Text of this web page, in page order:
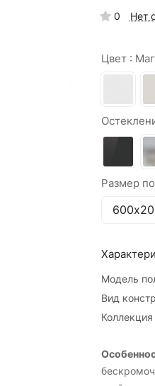
0 Нет
Цвет :
Размер
Модель
Вид
Коллекция